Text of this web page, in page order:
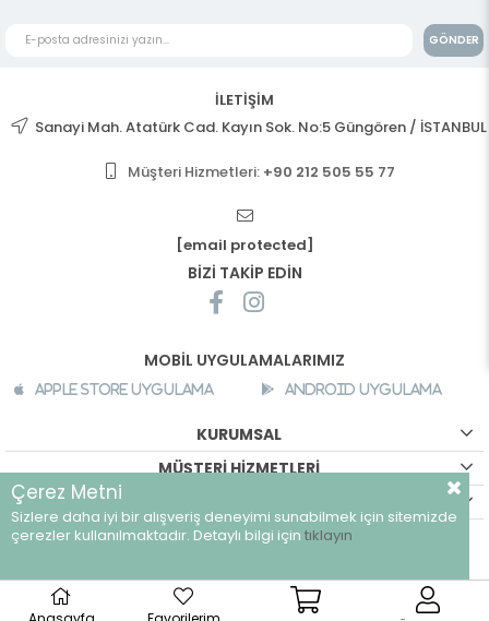
GÖNDER
İLETİŞİM
Sanayi Mah. Atatürk Cad. Kayın Sok. No:5 Güngören / İSTANBUL
Müşteri Hizmetleri: +90 212 505 55 77
[email protected]
BİZİ TAKİP EDİN
MOBİL UYGULAMALARIMIZ
Apple Store Uygulama Android Uygulama
KURUMSAL
MÜŞTERİ HİZMETLERİ
©breeze.com.tr - Tüm hakları saklıdır.
Çerez Metni
Sizlere daha iyi bir alışveriş deneyimi sunabilmek için sitemizde
çerezler kullanılmaktadır. Detaylı bilgi için tıklayın